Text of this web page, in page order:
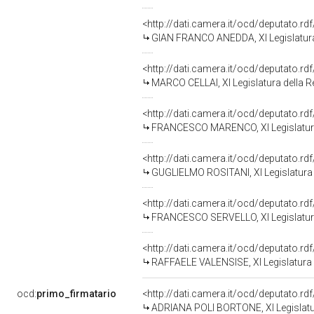
<http://dati.camera.it/ocd/
GIAN FRANCO ANEDDA, XI
<http://dati.camera.it/ocd/
MARCO CELLAI, XI Legislatura della
<http://dati.camera.it/ocd/
FRANCESCO MARENCO, XI
<http://dati.camera.it/ocd/
GUGLIELMO ROSITANI, XI
<http://dati.camera.it/ocd/
FRANCESCO SERVELLO, XI
<http://dati.camera.it/ocd/
RAFFAELE VALENSISE, XI
ocd:primo_firmatario
<http://dati.camera.it/ocd/
ADRIANA POLI BORTONE, XI